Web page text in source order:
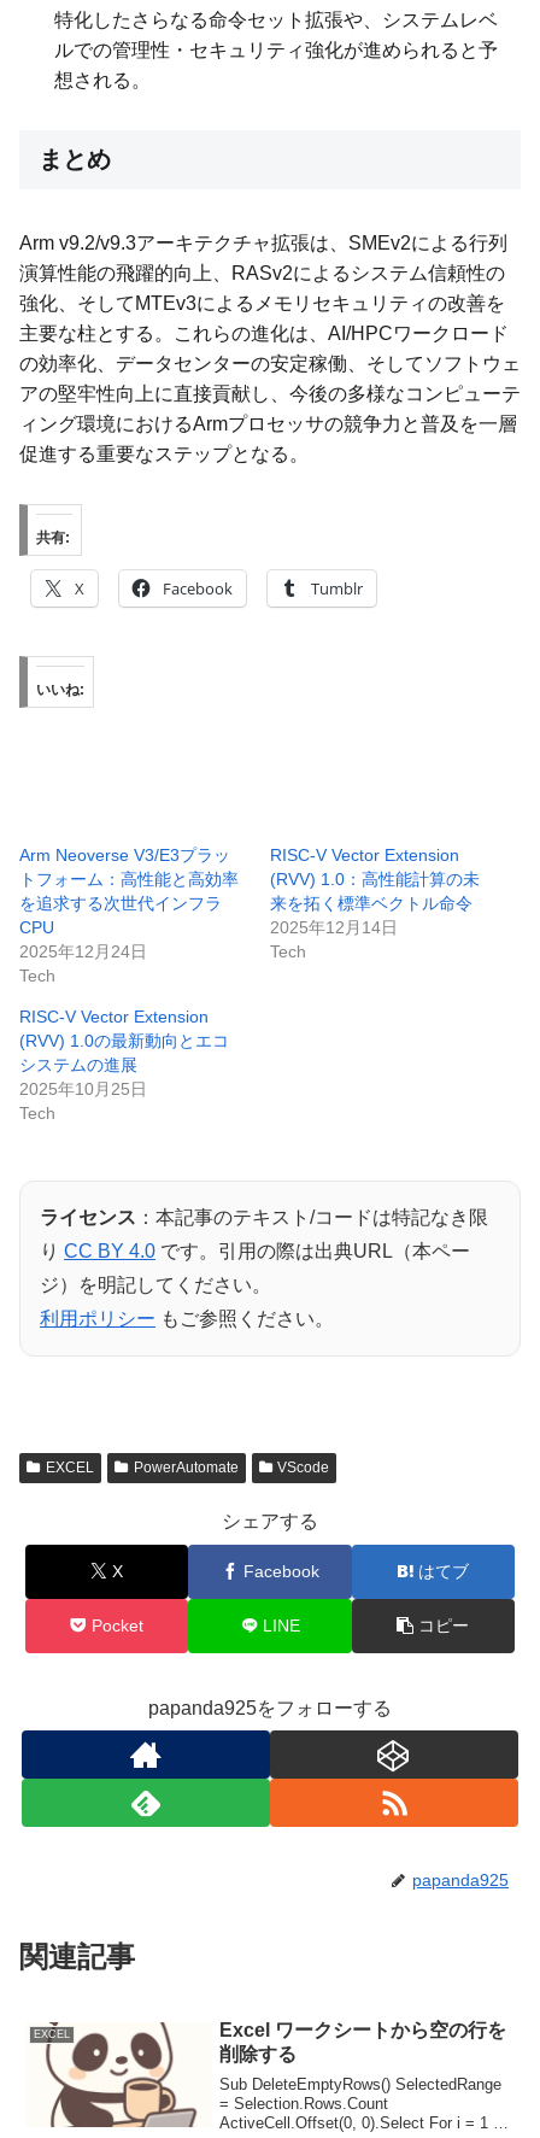
特化したさらなる命令セット拡張や、システムレベ
ルでの管理性・セキュリティ強化が進められると予
想される。
まとめ
Arm v9.2/v9.3アーキテクチャ拡張は、SMEv2による行列
演算性能の飛躍的向上、RASv2によるシステム信頼性の
強化、そしてMTEv3によるメモリセキュリティの改善を
主要な柱とする。これらの進化は、AI/HPCワークロード
の効率化、データセンターの安定稼働、そしてソフトウェ
アの堅牢性向上に直接貢献し、今後の多様なコンピューテ
ィング環境におけるArmプロセッサの競争力と普及を一層
促進する重要なステップとなる。
共有:
X Facebook Tumblr
いいね:
Arm Neoverse V3/E3プラッ
トフォーム：高性能と高効率
を追求する次世代インフラ
CPU
2025年12月24日
Tech
RISC-V Vector Extension
(RVV) 1.0：高性能計算の未
来を拓く標準ベクトル命令
2025年12月14日
Tech
RISC-V Vector Extension
(RVV) 1.0の最新動向とエコ
システムの進展
2025年10月25日
Tech
ライセンス ：本記事のテキスト/コードは特記なき限
り CC BY 4.0 です。引用の際は出典URL（本ペー
ジ）を明記してください。
利用ポリシー もご参照ください。
EXCEL PowerAutomate VScode
シェアする
X Facebook はてブ
Pocket LINE コピー
papanda925をフォローする
papanda925
関連記事
EXCEL
Excel ワークシートから空の行を
削除する
Sub DeleteEmptyRows() SelectedRange
= Selection.Rows.Count
ActiveCell.Offset(0, 0).Select For i = 1 To